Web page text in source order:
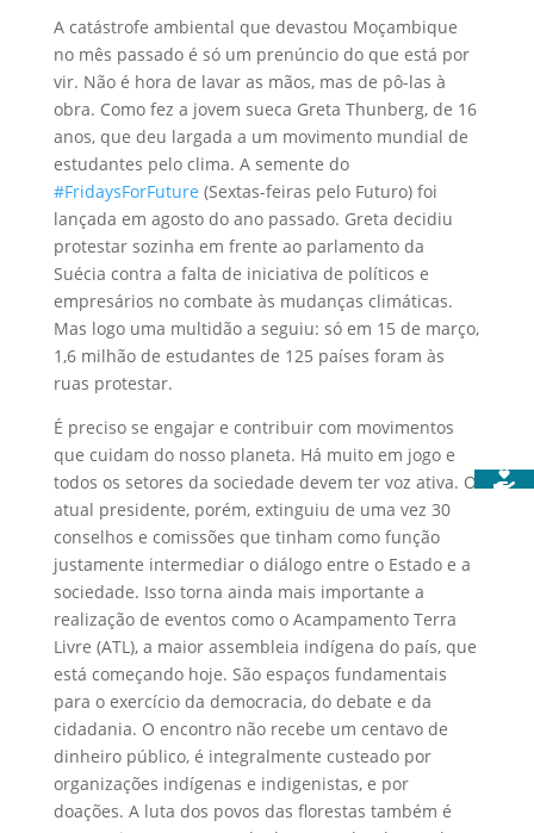
A catástrofe ambiental que devastou Moçambique
no mês passado é só um prenúncio do que está por
vir. Não é hora de lavar as mãos, mas de pô-las à
obra. Como fez a jovem sueca Greta Thunberg, de 16
anos, que deu largada a um movimento mundial de
estudantes pelo clima. A semente do
#FridaysForFuture (Sextas-feiras pelo Futuro) foi
lançada em agosto do ano passado. Greta decidiu
protestar sozinha em frente ao parlamento da
Suécia contra a falta de iniciativa de políticos e
empresários no combate às mudanças climáticas.
Mas logo uma multidão a seguiu: só em 15 de março,
1,6 milhão de estudantes de 125 países foram às
ruas protestar.
É preciso se engajar e contribuir com movimentos
que cuidam do nosso planeta. Há muito em jogo e
todos os setores da sociedade devem ter voz ativa. O
atual presidente, porém, extinguiu de uma vez 30
conselhos e comissões que tinham como função
justamente intermediar o diálogo entre o Estado e a
sociedade. Isso torna ainda mais importante a
realização de eventos como o Acampamento Terra
Livre (ATL), a maior assembleia indígena do país, que
está começando hoje. São espaços fundamentais
para o exercício da democracia, do debate e da
cidadania. O encontro não recebe um centavo de
dinheiro público, é integralmente custeado por
organizações indígenas e indigenistas, e por
doações. A luta dos povos das florestas também é